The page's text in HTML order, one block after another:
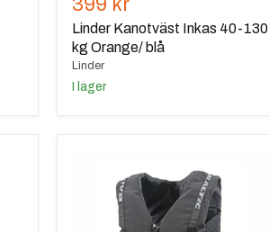
pris
399 kr
Linder Kanotväst Inkas 40-130
kg Orange/ blå
Linder
I lager